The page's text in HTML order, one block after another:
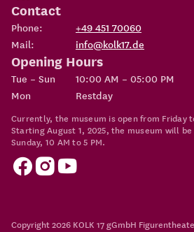
Contact
Phone:
+49 451 70060
Mail:
info@kolk17.de
Opening Hours
Tue – Sun
10:00 AM – 05:00 PM
Mon
Restday
Currently, the museum is open from Friday
Starting August 1, 2025, the museum will
Sunday, 10 AM to 5 PM.
Copyright 2026 KOLK 17 gGmbH